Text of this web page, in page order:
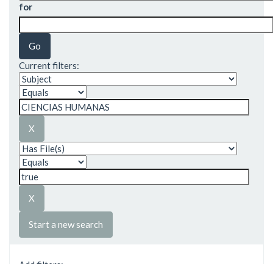
for
Current filters:
Start a new search